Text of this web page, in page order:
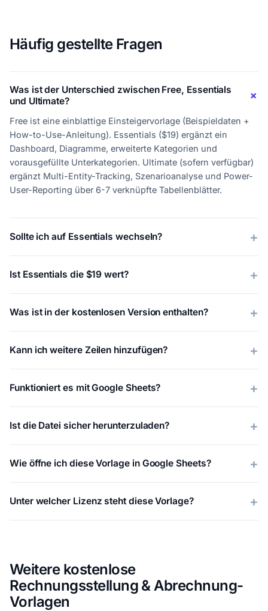
Häufig gestellte Fragen
Was ist der Unterschied zwischen Free, Essentials
und Ultimate?
Free ist eine einblattige Einsteigervorlage (Beispieldaten +
How-to-Use-Anleitung). Essentials ($19) ergänzt ein
Dashboard, Diagramme, erweiterte Kategorien und
vorausgefüllte Unterkategorien. Ultimate (sofern verfügbar)
ergänzt Multi-Entity-Tracking, Szenarioanalyse und Power-
User-Reporting über 6-7 verknüpfte Tabellenblätter.
Sollte ich auf Essentials wechseln?
Ist Essentials die $19 wert?
Was ist in der kostenlosen Version enthalten?
Kann ich weitere Zeilen hinzufügen?
Funktioniert es mit Google Sheets?
Ist die Datei sicher herunterzuladen?
Wie öffne ich diese Vorlage in Google Sheets?
Unter welcher Lizenz steht diese Vorlage?
Weitere kostenlose
Rechnungsstellung & Abrechnung-
Vorlagen